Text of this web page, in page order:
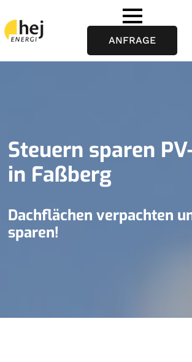
ANFRAGE
Steuern sparen
in Faßberg
Dachflächen verpachten
sparen!